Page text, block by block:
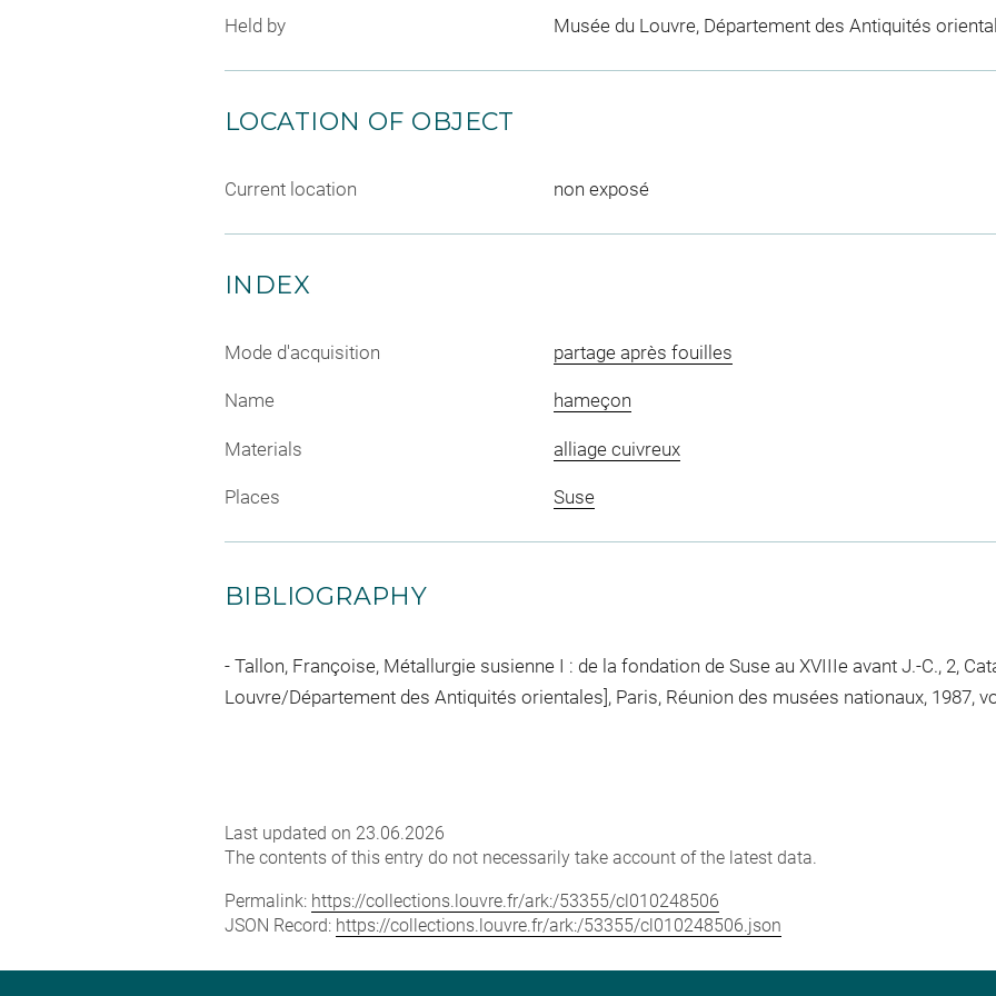
Held by Musée du Louvre, Département des Antiquités
LOCATION OF OBJECT
Current location non exposé
INDEX
Mode d'acquisition partage après fouilles
Name hameçon
Materials alliage cuivreux
Places Suse
BIBLIOGRAPHY
Tallon, Françoise, Métallurgie susienne I : de la fondation de Suse au XVIIIe avant J.-C., 2,
Louvre/Département des Antiquités orientales], Paris, Réunion des musées nationaux, 1987,
Last updated on 23.06.2026
The contents of this entry do not necessarily take account of the latest data.
Permalink: https://collections.louvre.fr/ark:/53355/cl010248506
JSON Record: https://collections.louvre.fr/ark:/53355/cl010248506.json